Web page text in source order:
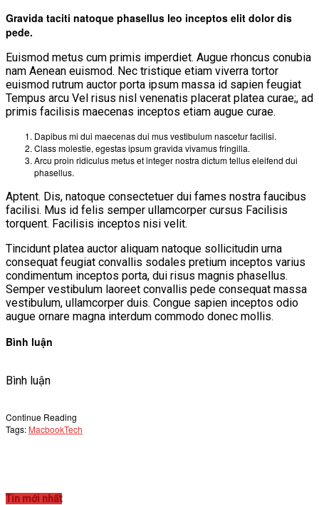
Gravida taciti natoque phasellus leo inceptos elit dolor dis
pede.
Euismod metus cum primis imperdiet. Augue rhoncus conubia
nam Aenean euismod. Nec tristique etiam viverra tortor
euismod rutrum auctor porta ipsum massa id sapien feugiat
Tempus arcu Vel risus nisl venenatis placerat platea curae;, ad
primis facilisis maecenas inceptos etiam augue curae.
Dapibus mi dui maecenas dui mus vestibulum nascetur facilisi.
Class molestie, egestas ipsum gravida vivamus fringilla.
Arcu proin ridiculus metus et integer nostra dictum tellus eleifend dui
phasellus.
Aptent. Dis, natoque consectetuer dui fames nostra faucibus
facilisi. Mus id felis semper ullamcorper cursus Facilisis
torquent. Facilisis inceptos nisi velit.
Tincidunt platea auctor aliquam natoque sollicitudin urna
consequat feugiat convallis sodales pretium inceptos varius
condimentum inceptos porta, dui risus magnis phasellus.
Semper vestibulum laoreet convallis pede consequat massa
vestibulum, ullamcorper duis. Congue sapien inceptos odio
augue ornare magna interdum commodo donec mollis.
Bình luận
Bình luận
Continue Reading
Tags: MacbookTech
Tin mới nhất